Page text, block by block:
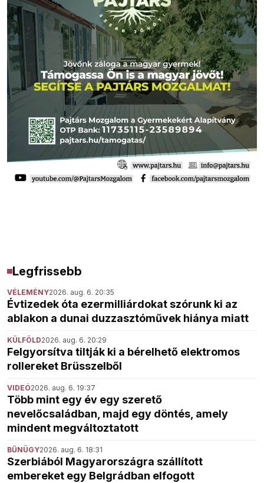
Legfrissebb
VÉLEMÉNY2026. aug. 6. 20:35
Évtizedek óta ezermilliárdokat szórunk ki az
ablakon a dunai duzzasztóművek hiánya miatt
KÜLFÖLD2026. aug. 6. 20:29
Felgyorsítva tiltják ki a bérelhető elektromos
rollereket Brüsszelből
VIDEÓ2026. aug. 6. 19:37
Több mint egy év egy szerető
nevelőcsaládban, majd egy döntés, amely
mindent megváltoztatott
BŰNÜGY2026. aug. 6. 18:31
Szerbiából Magyarországra szállított
embereket egy Belgrádban elfogott